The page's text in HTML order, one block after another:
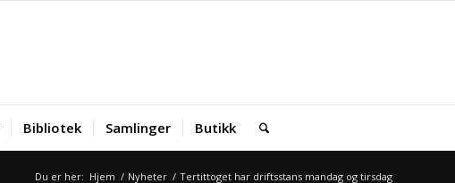
Bibliotek Samlinger Butikk
Du er her: Hjem / Nyheter / Tertittoget har driftsstans mandag og tirsdag